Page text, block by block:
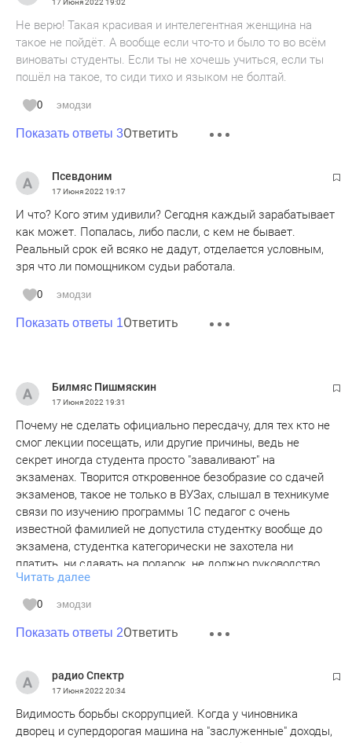
17 Июня 2022 19:02
Не верю! Такая красивая и интелегентная женщина на
такое не пойдёт. А вообще если что-то и было то во всём
виноваты студенты. Если ты не хочешь учиться, если ты
пошёл на такое, то сиди тихо и языком не болтай.
0 эмодзи
Показать ответы 3Ответить
Псевдоним
17 Июня 2022 19:17
И что? Кого этим удивили? Сегодня каждый зарабатывает
как может. Попалась, либо пасли, с кем не бывает.
Реальный срок ей всяко не дадут, отделается условным,
зря что ли помощником судьи работала.
0 эмодзи
Показать ответы 1Ответить
Билмяс Пишмяскин
17 Июня 2022 19:31
Почему не сделать официально пересдачу, для тех кто не
смог лекции посещать, или другие причины, ведь не
секрет иногда студента просто "заваливают" на
экзаменах. Творится откровенное безобразие со сдачей
экзаменов, такое не только в ВУЗах, слышал в техникуме
связи по изучению программы 1С педагог с очень
известной фамилией не допустила студентку вообще до
экзамена, студентка категорически не захотела ни
платить, ни сдавать на подарок, не должно руководство
такие вещи пропускать мимо, вот и результат опозорено
учебное заведение и сломали себе судьбу, мне не жалко
этого человека.
Читать далее
0 эмодзи
Показать ответы 2Ответить
радио Спектр
17 Июня 2022 20:34
Видимость борьбы скоррупцией. Когда у чиновника
дворец и супердорогая машина на "заслуженные" доходы,